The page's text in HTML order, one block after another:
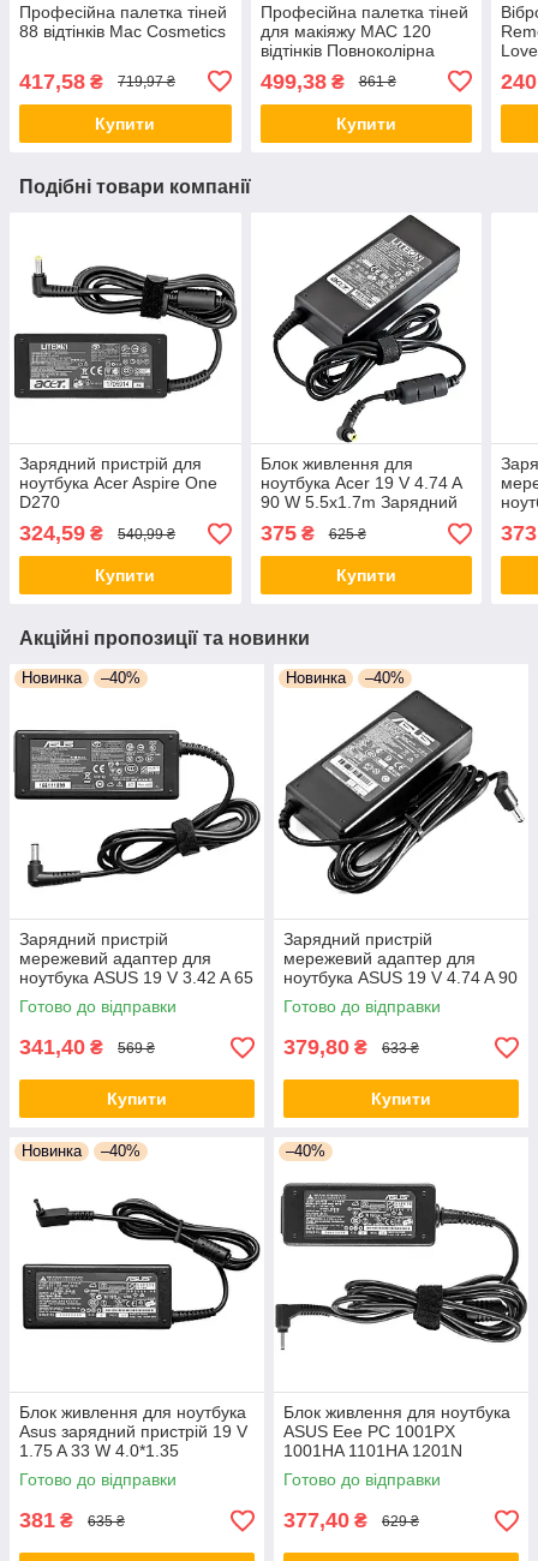
Професійна палетка тіней
88 відтінків Mac Cosmetics
417,58 ₴ 719,97 ₴
Купити
Професійна палетка тіней
для макіяжу МАС 120
відтінків Повноколірна
499,38₴ 861 ₴
Купити
240
Подібні товари компанії
Зарядний пристрій для
ноутбука Acer Aspire One
D270
324,59 ₴ 540,99 ₴
Купити
Блок живлення для
ноутбука Acer 19 V 4.74 A
90 W 5.5x1.7m Зарядний
пристрій 90W
375₴ 625 ₴
Купити
Акційні пропозиції та новинки
Новинка –40%
Зарядний пристрій
мережевий адаптер для
ноутбука ASUS 19 V 3.42 A 65
W штекер 5.5*2.5 Блок
живлення для ноутбука
Готово до відправки
341,40 ₴ 569 ₴
Купити
Новинка –40%
Зарядний пристрій
мережевий адаптер для
ноутбука ASUS 19 V 4.74 A 90
W штекер Блок живлення
Асус
Готово до відправки
379,80 ₴ 633 ₴
Купити
Новинка –40%
Блок живлення для ноутбука
Asus зарядний пристрій 19 V
1.75 A 33 W 4.0*1.35
Готово до відправки
381 ₴ 635 ₴
–40%
Блок живлення для ноутбука
ASUS Eee PC 1001PX
1001HA 1101HA 1201N
1201HA 1202H 1005PE
1005HAG 1008HA 1008P
1018
Готово до відправки
377,40 ₴ 629 ₴